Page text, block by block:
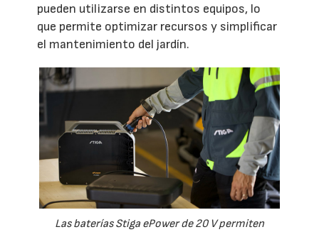
pueden utilizarse en distintos equipos, lo
que permite optimizar recursos y simplificar
el mantenimiento del jardín.
Las baterías Stiga ePower de 20 V permiten